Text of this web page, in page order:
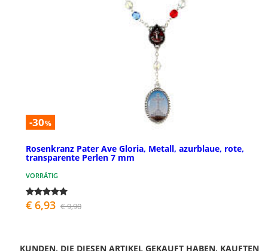
-30%
Rosenkranz Pater Ave Gloria, Metall, azurblaue, rote,
transparente Perlen 7 mm
VORRÄTIG
€ 6,93 € 9,90
KUNDEN, DIE DIESEN ARTIKEL GEKAUFT HABEN, KAUFTEN